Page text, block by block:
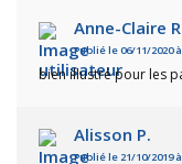
Anne-Claire
Publié le 06/11/2020
bien illustré pour les
Alisson P.
Publié le 21/10/2019